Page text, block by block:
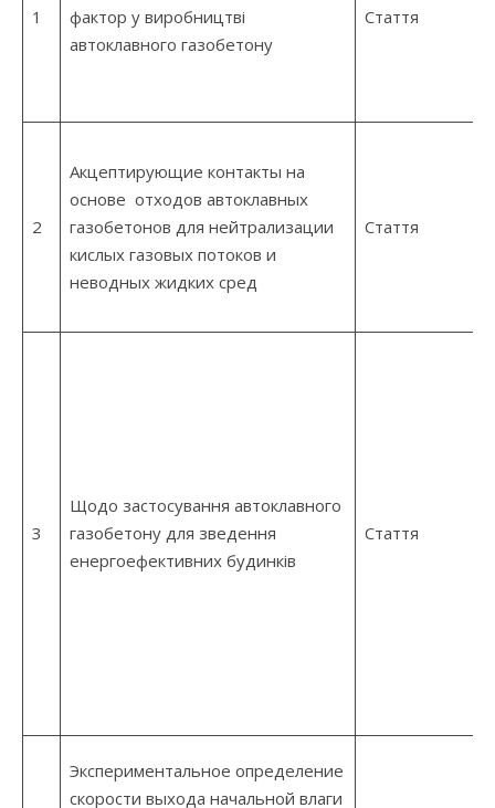
1
фактор у виробництві
автоклавного газобетону
Стаття
2
Акцептирующие контакты на
основе отходов автоклавных
газобетонов для нейтрализации
кислых газовых потоков и
неводных жидких сред
Стаття
3
Щодо застосування автоклавного
газобетону для зведення
енергоефективних будинків
Стаття
Экспериментальное определение
скорости выхода начальной влаги